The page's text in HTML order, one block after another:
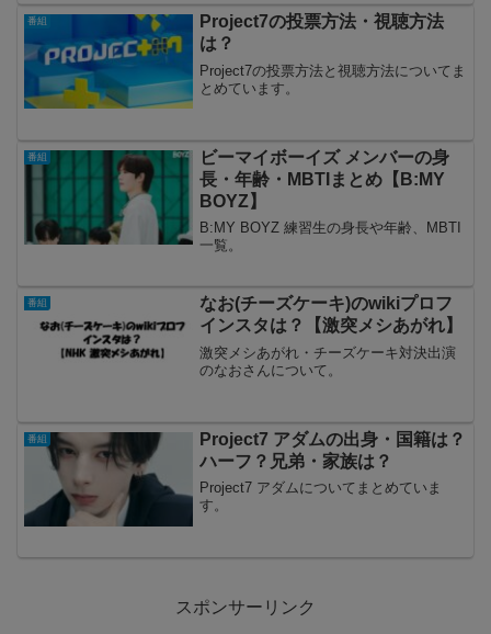
番組
Project7の投票方法・視聴方法
は？
Project7の投票方法と視聴方法についてま
とめています。
番組
ビーマイボーイズ メンバーの身
長・年齢・MBTIまとめ【B:MY
BOYZ】
B:MY BOYZ 練習生の身長や年齢、MBTI
一覧。
番組
なお(チーズケーキ)のwikiプロフ
インスタは？【激突メシあがれ】
激突メシあがれ・チーズケーキ対決出演
のなおさんについて。
番組
Project7 アダムの出身・国籍は？
ハーフ？兄弟・家族は？
Project7 アダムについてまとめていま
す。
スポンサーリンク